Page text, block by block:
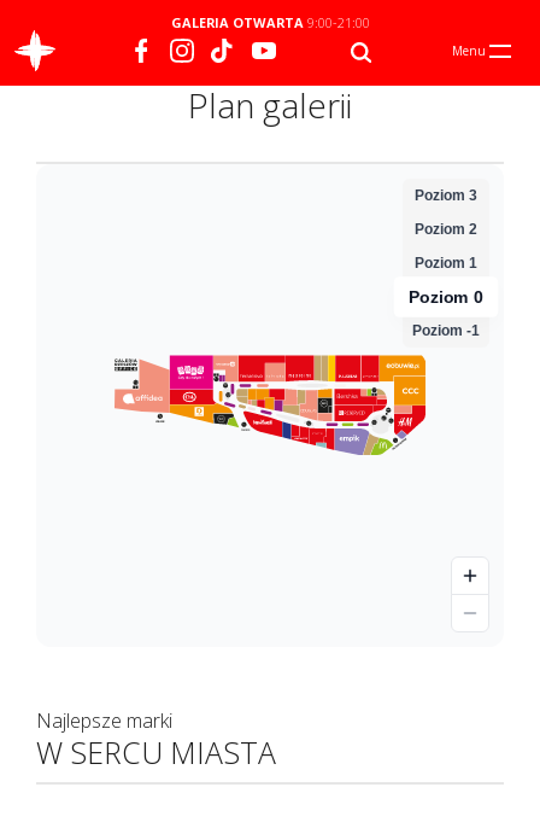
GALERIA OTWARTA9:00-21:00
Menu
Plan galerii
Najlepsze marki
W SERCU MIASTA